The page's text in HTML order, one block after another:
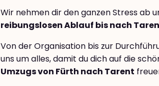
Wir nehmen dir den ganzen Stress ab
reibungslosen Ablauf bis nach
Von der Organisation bis zur
uns um alles, damit du dich auf die
Umzugs von Fürth nach Tarent